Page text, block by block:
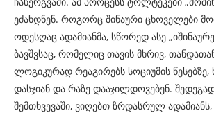
ეძახდნენ. როგორც შინაური ცხოველები
ოდესღაც ადამიანმა, სწორედ ასე
ბავშვსაც, რომელიც თავის მხრივ,
ლოგიკურად რეაგირებს სოციუმის წესებზე,
დასჯიან და რაზე დააჯილდოვებენ.
შემთხვევაში, ვიღებთ ზრდასრულ